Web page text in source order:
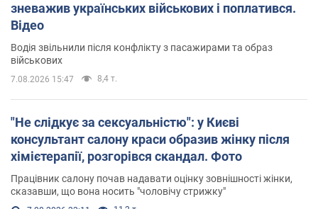
зневажив українських військових і поплатився.
Відео
Водія звільнили після конфлікту з пасажирами та образ
військових
7.08.2026 15:47 8,4 т.
"Не слідкує за сексуальністю": у Києві
консультант салону краси образив жінку після
хімієтерапії, розгорівся скандал. Фото
Працівник салону почав надавати оцінку зовнішності жінки,
сказавши, що вона носить "чоловічу стрижку"